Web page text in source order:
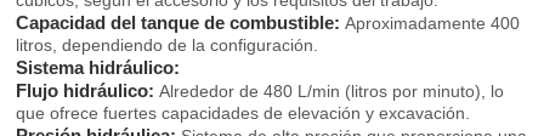
Capacidad del tanque de combustible: Aproximadamente 400
litros, dependiendo de la configuración.
Sistema hidráulico:
Flujo hidráulico: Alrededor de 480 L/min (litros por minuto), lo
que ofrece fuertes capacidades de elevación y excavación.